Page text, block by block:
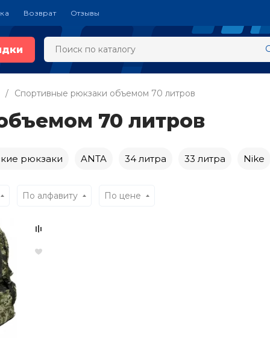
Возврат Отзывы
Спортивные рюкзаки объемом 70 литров
70 литров
рюкзаки ANTA 34 литра 33 литра Nike
По алфавиту По цене